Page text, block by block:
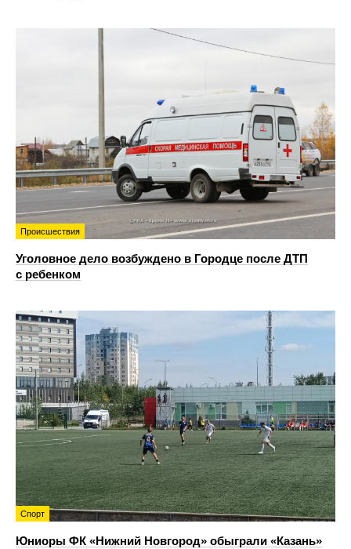
Происшествия
Уголовное дело возбуждено в Городце после ДТП
с ребенком
Спорт
Юниоры ФК «Нижний Новгород» обыграли «Казань»